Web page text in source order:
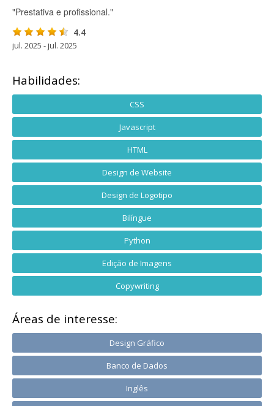
"Prestativa e profissional."
4.4
jul. 2025 - jul. 2025
Habilidades:
CSS
Javascript
HTML
Design de Website
Design de Logotipo
Bilíngue
Python
Edição de Imagens
Copywriting
Áreas de interesse:
Design Gráfico
Banco de Dados
Inglês